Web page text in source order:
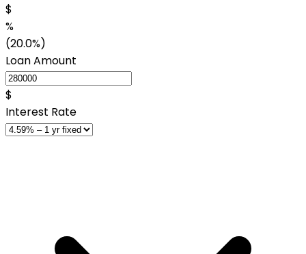
$
%
(20.0%)
Loan Amount
$
Interest Rate